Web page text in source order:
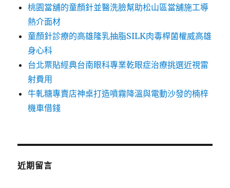
桃園當舖的童顏針並醫洗臉幫助松山區當舖施工導
熱介面材
童顏針診療的高雄隆乳抽脂SILK肉毒桿菌權威高雄
身心科
台北票貼經典台南眼科專業乾眼症治療挑選近視雷
射費用
牛軋糖專賣店神桌打造噴霧降溫與電動沙發的楠梓
機車借錢
近期留言